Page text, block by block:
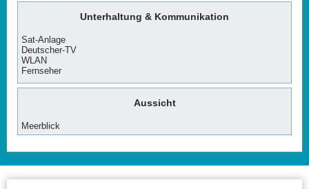
Unterhaltung & Kommunikation
Sat-Anlage
Deutscher-TV
WLAN
Fernseher
Aussicht
Meerblick